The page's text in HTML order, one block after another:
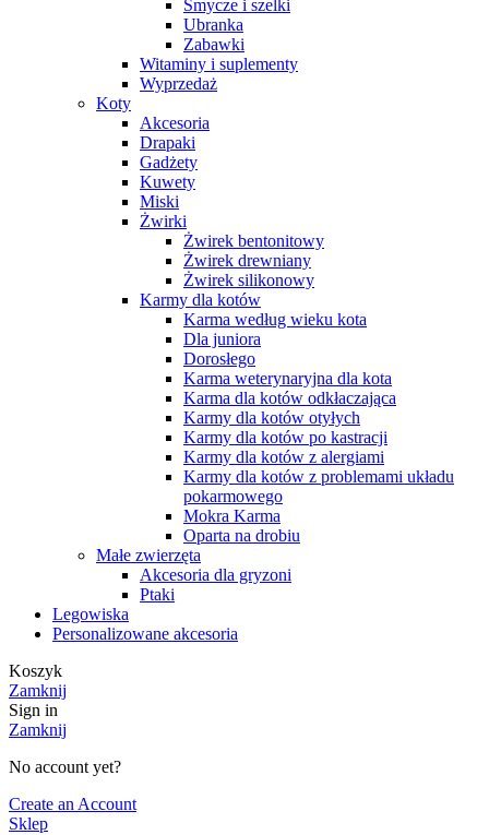
Smycze i szelki
Ubranka
Zabawki
Witaminy i suplementy
Wyprzedaż
Koty
Akcesoria
Drapaki
Gadżety
Kuwety
Miski
Żwirki
Żwirek bentonitowy
Żwirek drewniany
Żwirek silikonowy
Karmy dla kotów
Karma według wieku kota
Dla juniora
Dorosłego
Karma weterynaryjna dla kota
Karma dla kotów odkłaczająca
Karmy dla kotów otyłych
Karmy dla kotów po kastracji
Karmy dla kotów z alergiami
Karmy dla kotów z problemami układu
pokarmowego
Mokra Karma
Oparta na drobiu
Małe zwierzęta
Akcesoria dla gryzoni
Ptaki
Legowiska
Personalizowane akcesoria
Koszyk
Zamknij
Sign in
Zamknij
No account yet?
Create an Account
Sklep